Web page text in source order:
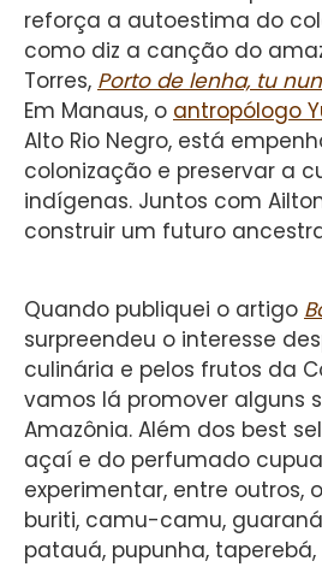
reforça a autoestima do
como diz a canção do
Torres, Porto de lenha, tu
Em Manaus, o antropólogo
Alto Rio Negro, está
colonização e preservar a
indígenas. Juntos com
construir um futuro
Quando publiquei o artigo
surpreendeu o interesse
culinária e pelos frutos da
vamos lá promover alguns
Amazônia. Além dos best
açaí e do perfumado
experimentar, entre outros,
buriti, camu-camu,
patauá, pupunha,